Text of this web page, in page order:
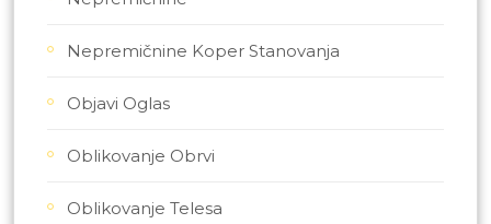
Nepremičnine Koper Stanovanja
Objavi Oglas
Oblikovanje Obrvi
Oblikovanje Telesa